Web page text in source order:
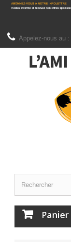
Appelez-nous au :
Panier